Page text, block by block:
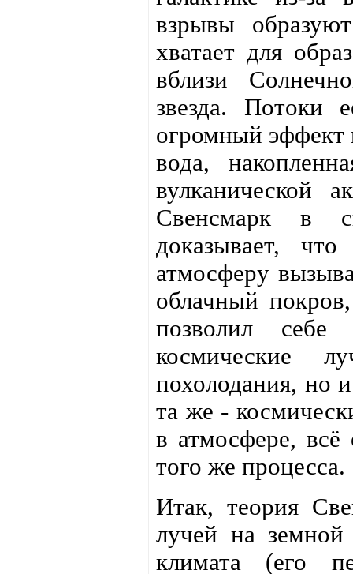
взрывы
хватает для
вблизи
звезда. Потоки
огромный эффект
вода,
вулканической
Свенсмарк в
доказывает,
атмосферу
облачный
позволил
космические
похолодания, но
та же -
в атмосфере, всё
того же процесса.
Итак, теория
лучей на
климата (его